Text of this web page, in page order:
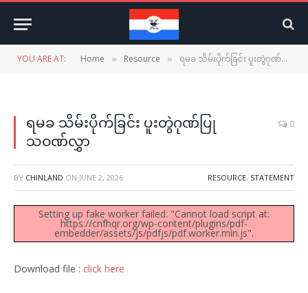
YOU ARE AT: Home » Resource » ရမခ သိမ်းပိုက်ခြင်း ပူးတွဲဂုဏ်ပြုသဝဏ်လွှာ
ရမခ သိမ်းပိုက်ခြင်း ပူးတွဲဂုဏ်ပြု
သဝဏ်လွှာ
0
BY CHINLAND ON JUNE 2, 2026 RESOURCE, STATEMENT
Setting up fake worker failed: "Cannot load script at:
https://cnfhqr.org/wp-content/plugins/pdf-
embedder/assets/js/pdfjs/pdf.worker.min.js".
Download file : click here